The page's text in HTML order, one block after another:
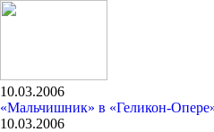
10.03.2006
«Мальчишник» в «Геликон-
10.03.2006